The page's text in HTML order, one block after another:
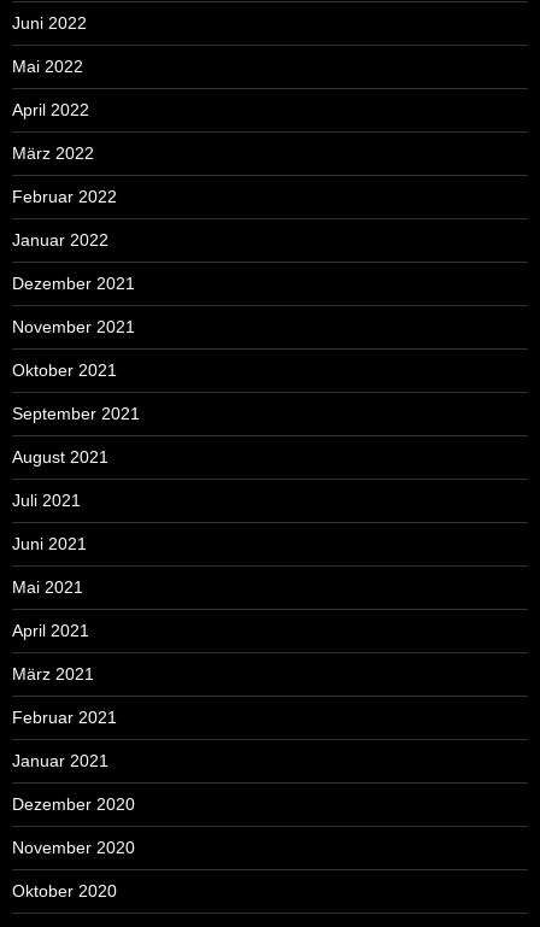
Juni 2022
Mai 2022
April 2022
März 2022
Februar 2022
Januar 2022
Dezember 2021
November 2021
Oktober 2021
September 2021
August 2021
Juli 2021
Juni 2021
Mai 2021
April 2021
März 2021
Februar 2021
Januar 2021
Dezember 2020
November 2020
Oktober 2020